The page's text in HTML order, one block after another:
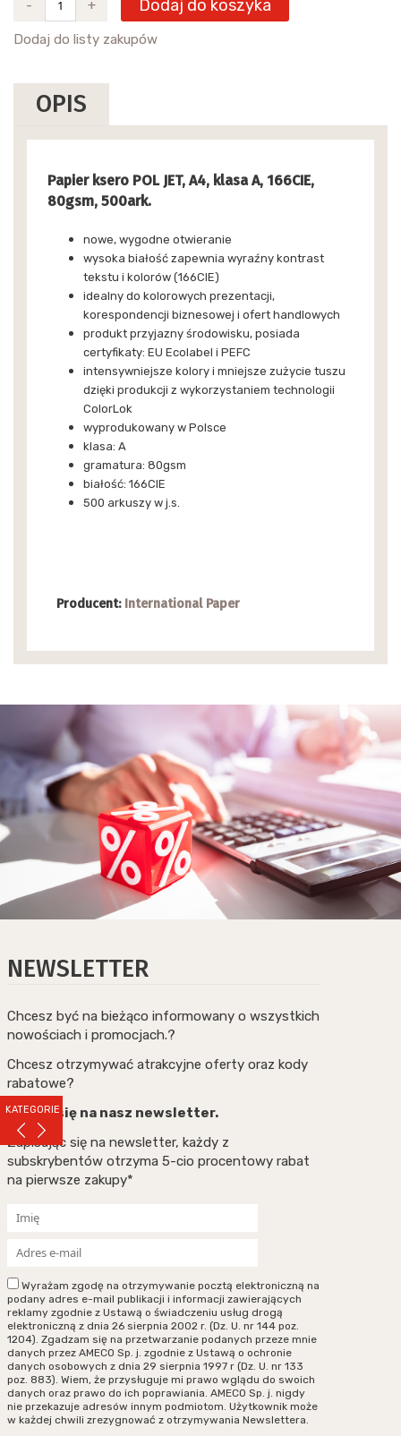
KATEGORIE
- + Dodaj do koszyka
Dodaj do listy zakupów
OPIS
Papier ksero POL JET, A4, klasa A, 166CIE,
80gsm, 500ark.
nowe, wygodne otwieranie
wysoka białość zapewnia wyraźny kontrast
tekstu i kolorów (166CIE)
idealny do kolorowych prezentacji,
korespondencji biznesowej i ofert handlowych
produkt przyjazny środowisku, posiada
certyfikaty: EU Ecolabel i PEFC
intensywniejsze kolory i mniejsze zużycie tuszu
dzięki produkcji z wykorzystaniem technologii
ColorLok
wyprodukowany w Polsce
klasa: A
gramatura: 80gsm
białość: 166CIE
500 arkuszy w j.s.
Producent: International Paper
NEWSLETTER
Chcesz być na bieżąco informowany o wszystkich
nowościach i promocjach.?
Chcesz otrzymywać atrakcyjne oferty oraz kody
rabatowe?
Zapisz się na nasz newsletter.
Zapisując się na newsletter, każdy z
subskrybentów otrzyma 5-cio procentowy rabat
na pierwsze zakupy*
Wyrażam zgodę na otrzymywanie pocztą elektroniczną na
podany adres e-mail publikacji i informacji zawierających
reklamy zgodnie z Ustawą o świadczeniu usług drogą
elektroniczną z dnia 26 sierpnia 2002 r. (Dz. U. nr 144 poz.
1204). Zgadzam się na przetwarzanie podanych przeze mnie
danych przez AMECO Sp. j. zgodnie z Ustawą o ochronie
danych osobowych z dnia 29 sierpnia 1997 r (Dz. U. nr 133
poz. 883). Wiem, że przysługuje mi prawo wglądu do swoich
danych oraz prawo do ich poprawiania. AMECO Sp. j. nigdy
nie przekazuje adresów innym podmiotom. Użytkownik może
w każdej chwili zrezygnować z otrzymywania Newslettera.